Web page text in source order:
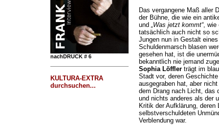
nachDRUCK # 6
KULTURA-EXTRA
durchsuchen...
Das vergangene Maß aller
der Bühne, die wie ein
und „Was jetzt kommt“, wie
tatsächlich auch nicht so
Jungen nun in Gestalt
Schuldenmarsch blasen
gesehen hat, ist die
bekanntlich nie jemand
Sophia Löfflerträgt im
Stadt vor, deren
ausgegraben hat, aber
dem Drang nach Licht, das
und nichts anderes als der
Kritik der Aufklärung,
selbstverschuldeten
Verblendung war.